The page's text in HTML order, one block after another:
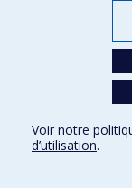
Nos départements et
Conditions d’utilisation
Voir notre
d’utilisation.